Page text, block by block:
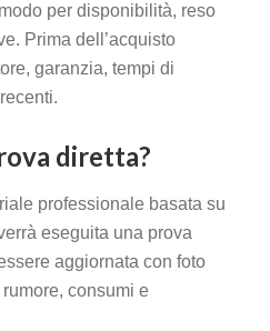
per disponibilità, reso
Prima dell’acquisto
garanzia, tempi di
diretta?
professionale basata su
eseguita una prova
aggiornata con foto
consumi e